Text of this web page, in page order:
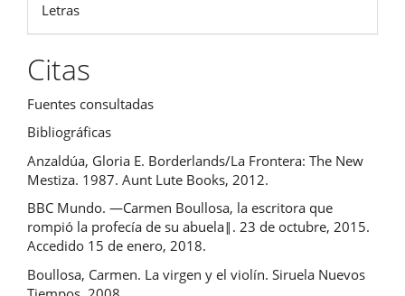
Letras
Citas
Fuentes consultadas
Bibliográficas
Anzaldúa, Gloria E. Borderlands/La Frontera: The New
Mestiza. 1987. Aunt Lute Books, 2012.
BBC Mundo. ―Carmen Boullosa, la escritora que
rompió la profecía de su abuela‖. 23 de octubre, 2015.
Accedido 15 de enero, 2018.
Boullosa, Carmen. La virgen y el violín. Siruela Nuevos